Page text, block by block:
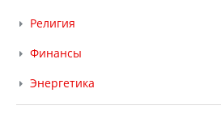
Религия
Финансы
Энергетика